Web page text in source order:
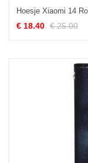
Hoesje Xiaomi 14
€ 18.40 € 25.00